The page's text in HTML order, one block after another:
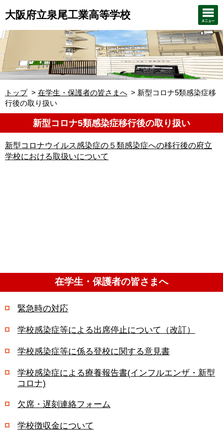
大阪府立泉尾工業高等学校
トップ 在学生・保護者の皆さまへ
新型コロナ5類感染症移
行後の取り扱い
新型コロナ5類感染症移行後の取り扱い
新型コロナウイルス感染症の５類感染症への移行後の府立
学校における取扱いについて
在学生・保護者の皆さまへ
緊急時の対応
学校感染症等による出席停止について（改訂）
学校感染症等に係る登校に関する意見書
学校感染症による療養報告書(インフルエンザ・新型
コロナ)
欠席・遅刻連絡フォーム
学校徴収金について